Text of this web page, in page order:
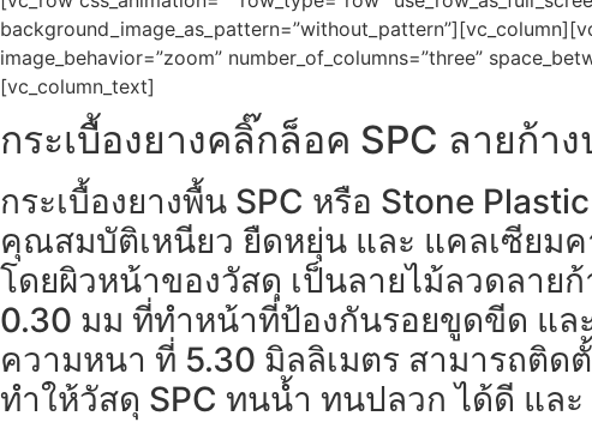
image_behavior=”zoom” number_of_columns=”three”
[vc_column_text]
กระเบื้องยางคลิ๊กล็อค SPC ลายก้า
กระเบื้องยางพื้น SPC หรือ Stone
คุณสมบัติเหนียว ยืดหยุ่น และ แคลเซียม
โดยผิวหน้าของวัสดุ เป็นลายไม้ลวดลาย
0.30 มม ที่ทำหน้าที่ป้องกันรอยขูดขีด แล
ความหนา ที่ 5.30 มิลลิเมตร สามารถติด
ทำให้วัสดุ SPC ทนน้ำ ทนปลวก ได้ดี แล